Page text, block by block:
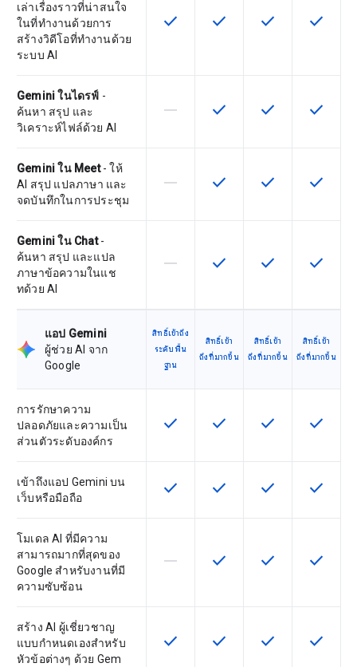
เล่าเรื่องราวที่น่าสนใจ
ในที่ทำงานด้วยการ
สร้างวิดีโอที่ทำงานด้วย
ระบบ AI
ฟีเจอร์นี้ใช้ได้กับ SKU
check ฟีเจอร์นี้ใช้ได้กับ SKU
check ฟีเจอร์นี้ใช้ได้กับ
check ฟีเจอร์นี้
check
Gemini ในไดรฟ์ -
ค้นหา สรุป และ
วิเคราะห์ไฟล์ด้วย AI
ฟีเจอร์นี้ใช้ไม่ได้กับ SKU นี้
horizontal_rule ฟีเจอร์นี้ใช้ได้กับ SKU
check ฟีเจอร์นี้ใช้ได้กับ
check ฟีเจอร์นี้
check
Gemini ใน Meet- ให้
AI สรุป แปลภาษา และ
จดบันทึกในการประชุม
ฟีเจอร์นี้ใช้ไม่ได้กับ SKU นี้
horizontal_rule ฟีเจอร์นี้ใช้ได้กับ SKU
check ฟีเจอร์นี้ใช้ได้กับ
check ฟีเจอร์นี้
check
Gemini ใน Chat-
ค้นหา สรุป และแปล
ภาษาข้อความในแช
ทด้วย AI
ฟีเจอร์นี้ใช้ไม่ได้กับ SKU นี้
horizontal_rule ฟีเจอร์นี้ใช้ได้กับ SKU
check ฟีเจอร์นี้ใช้ได้กับ
check ฟีเจอร์นี้
check
แอป Gemini
ผู้ช่วย AI จาก
Google
สิทธิ์เข้าถึง
ระดับพื้น
ฐาน
สิทธิ์เข้า
ถึงที่มากขึ้น
สิทธิ์เข้า
ถึงที่มากขึ้น
สิทธิ์เข้า
ถึงที่มากขึ้น
การรักษาความ
ปลอดภัยและความเป็น
ส่วนตัวระดับองค์กร
ฟีเจอร์นี้ใช้ได้กับ SKU
check ฟีเจอร์นี้ใช้ได้กับ SKU
check ฟีเจอร์นี้ใช้ได้กับ
check ฟีเจอร์นี้
check
เข้าถึงแอป Gemini บน
เว็บหรือมือถือ
ฟีเจอร์นี้ใช้ได้กับ SKU
check ฟีเจอร์นี้ใช้ได้กับ SKU
check ฟีเจอร์นี้ใช้ได้กับ
check ฟีเจอร์นี้
check
โมเดล AI ที่มีความ
สามารถมากที่สุดของ
Google สำหรับงานที่มี
ความซับซ้อน
ฟีเจอร์นี้ใช้ไม่ได้กับ SKU นี้
horizontal_rule ฟีเจอร์นี้ใช้ได้กับ SKU
check ฟีเจอร์นี้ใช้ได้กับ
check ฟีเจอร์นี้
check
สร้าง AI ผู้เชี่ยวชาญ
แบบกำหนดเองสำหรับ
หัวข้อต่างๆ ด้วย Gem
ฟีเจอร์นี้ใช้ได้กับ SKU
check ฟีเจอร์นี้ใช้ได้กับ SKU
check ฟีเจอร์นี้ใช้ได้กับ
check ฟีเจอร์นี้
check